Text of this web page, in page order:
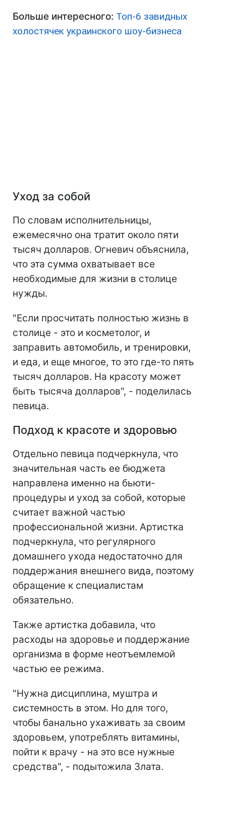
Больше интересного: Топ-6 завидных
холостячек украинского шоу-бизнеса
Уход за собой
По словам исполнительницы,
ежемесячно она тратит около пяти
тысяч долларов. Огневич объяснила,
что эта сумма охватывает все
необходимые для жизни в столице
нужды.
"Если просчитать полностью жизнь в
столице - это и косметолог, и
заправить автомобиль, и тренировки,
и еда, и еще многое, то это где-то пять
тысяч долларов. На красоту может
быть тысяча долларов", - поделилась
певица.
Подход к красоте и здоровью
Отдельно певица подчеркнула, что
значительная часть ее бюджета
направлена именно на бьюти-
процедуры и уход за собой, которые
считает важной частью
профессиональной жизни. Артистка
подчеркнула, что регулярного
домашнего ухода недостаточно для
поддержания внешнего вида, поэтому
обращение к специалистам
обязательно.
Также артистка добавила, что
расходы на здоровье и поддержание
организма в форме неотъемлемой
частью ее режима.
"Нужна дисциплина, муштра и
системность в этом. Но для того,
чтобы банально ухаживать за своим
здоровьем, употреблять витамины,
пойти к врачу - на это все нужные
средства", - подытожила Злата.